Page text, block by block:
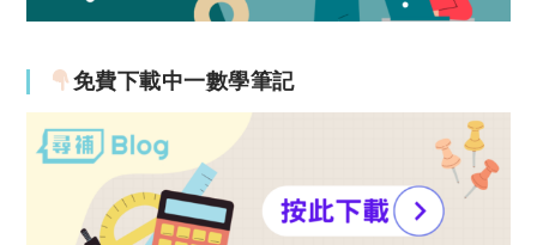
免費下載中一數學筆記